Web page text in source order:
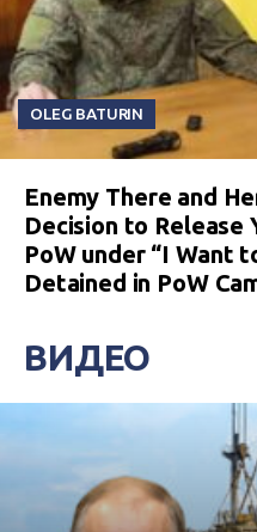
OLEG BATURIN
Enemy There and
Decision to Release
PoW under “I Want
Detained in PoW
ВИДЕО